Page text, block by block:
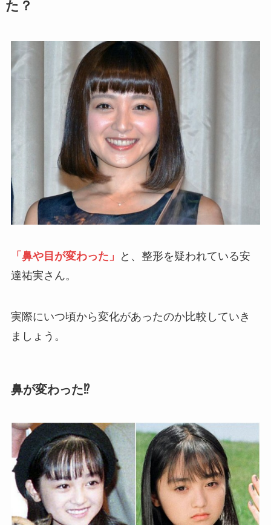
た？
「鼻や目が変わった」
と、整形を疑われている安
達祐実さん。
実際にいつ頃から変化があったのか比較していき
ましょう。
鼻が変わった⁉︎